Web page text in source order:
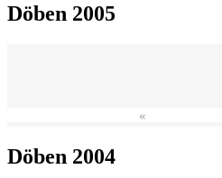
Döben 2005
«
Döben 2004